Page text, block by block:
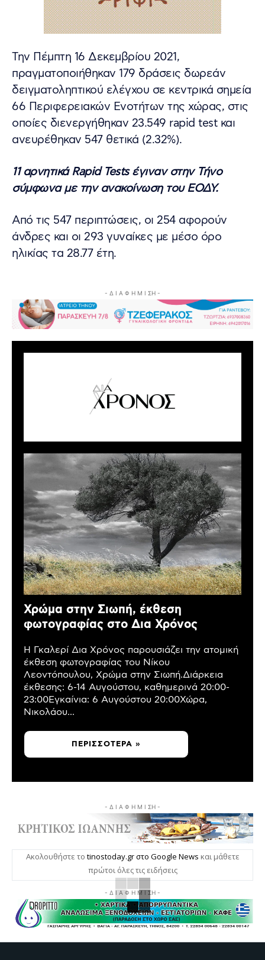
Την Πέμπτη 16 Δεκεμβρίου 2021,
πραγματοποιήθηκαν 179 δράσεις δωρεάν
δειγματοληπτικού ελέγχου σε κεντρικά σημεία
66 Περιφερειακών Ενοτήτων της χώρας, στις
οποίες διενεργήθηκαν 23.549 rapid test και
ανευρέθηκαν 547 θετικά (2.32%).
11 αρνητικά Rapid Tests έγιναν στην Τήνο
σύμφωνα με την ανακοίνωση του ΕΟΔΥ.
Από τις 547 περιπτώσεις, οι 254 αφορούν
άνδρες και οι 293 γυναίκες με μέσο όρο
ηλικίας τα 28.77 έτη.
- Δ Ι Α Φ Η Μ Ι ΣΗ -
Χρώμα στην Σιωπή, έκθεση
φωτογραφίας στο Δια Χρόνος
Η Γκαλερί Δια Χρόνος παρουσιάζει την ατομική
έκθεση φωτογραφίας του Νίκου
Λεοντόπουλου, Χρώμα στην Σιωπή.Διάρκεια
έκθεσης: 6-14 Αυγούστου, καθημερινά 20:00-
23:00Εγκαίνια: 6 Αυγούστου 20:00Χώρα,
Νικολάου...
ΠΕΡΙΣΣΌΤΕΡΑ »
- Δ Ι Α Φ Η Μ Ι ΣΗ -
Ακολουθήστε το tinostoday.gr στο Google News και μάθετε
πρώτοι όλες τις ειδήσεις
- Δ Ι Α Φ Η Μ Ι ΣΗ -